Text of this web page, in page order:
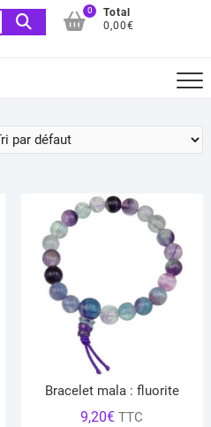
Recherche
pour :
0
Total
0,00€
Bracelet mala : fluorite
9,20€ TTC